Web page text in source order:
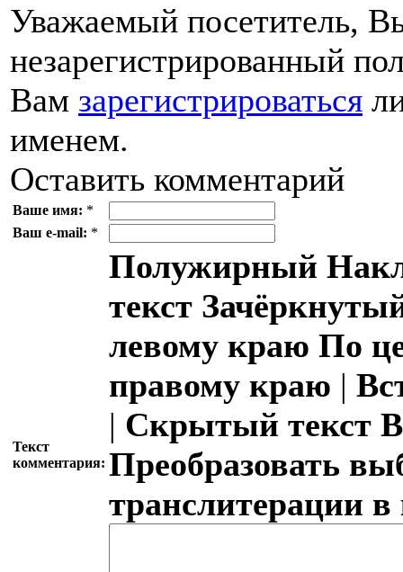
Уважаемый посетитель,
незарегистрированный
Вам зарегистрироваться
именем.
Оставить комментарий
Ваше имя: *
Ваш e-mail: *
Текст
комментария:
Полужирный
текст
левому краю По
правому краю |
| Скрытый текст
Преобразовать
транслитерации